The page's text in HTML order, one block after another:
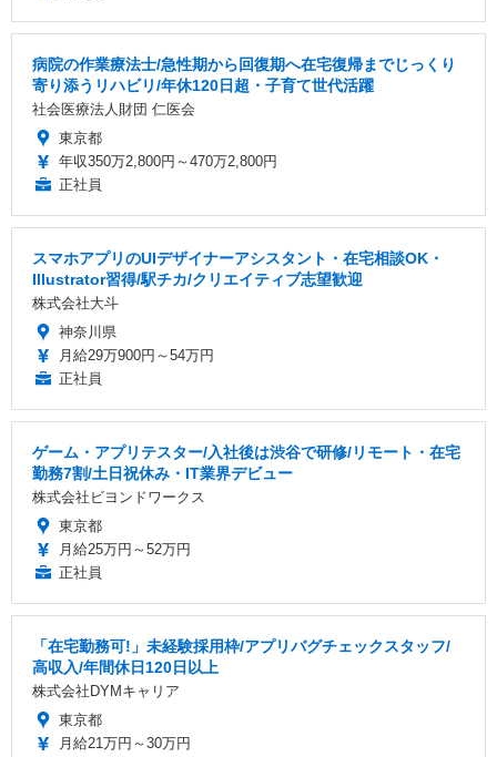
病院の作業療法士/急性期から回復期へ在宅復帰までじっくり
寄り添うリハビリ/年休120日超・子育て世代活躍
社会医療法人財団 仁医会
東京都
年収350万2,800円～470万2,800円
正社員
スマホアプリのUIデザイナーアシスタント・在宅相談OK・
Illustrator習得/駅チカ/クリエイティブ志望歓迎
株式会社大斗
神奈川県
月給29万900円～54万円
正社員
ゲーム・アプリテスター/入社後は渋谷で研修/リモート・在宅
勤務7割/土日祝休み・IT業界デビュー
株式会社ビヨンドワークス
東京都
月給25万円～52万円
正社員
「在宅勤務可!」未経験採用枠/アプリバグチェックスタッフ/
高収入/年間休日120日以上
株式会社DYMキャリア
東京都
月給21万円～30万円